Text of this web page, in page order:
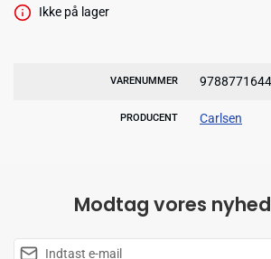
Ikke på lager
VARENUMMER
PRODUCENT Carlsen
Modtag vores